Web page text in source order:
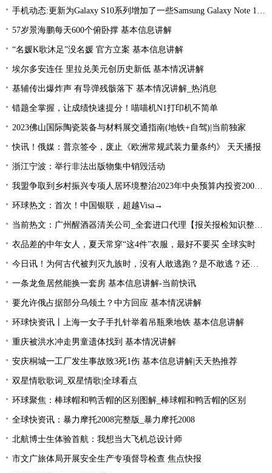
手机动态:更新为Galaxy S10系列增加了一些Samsung Galaxy Note 10功能|环球消息
57岁景海鹏每天600个俯卧撑 基本信息讲解
“名媛K歌沐足”没名媛 官方立案 基本信息讲解
埃尔多安连任 里拉兑美元创历史新低 基本情况讲解
基辅传出爆炸声 有导弹残骸落下 基本情况讲解_热消息
错题全掌握，让成绩快速提分！喵喵机N1打印机不简单
2023佛山国际陶瓷装备与材料展交通指南(地铁+自驾)|当前独家
快讯！俄媒：普京签令，废止《欧洲常规武装力量条约》 天天播报
浙江宁波：举行非法出版物集中销毁活动
我盟争取到乡村振兴专项人居环境整治2023年中央预算内投资2000万元
环球热文：首次！中国银联，超越Visa→
当前热文：广州醒酒器清关公司_全套进口代理【报关报检知识整理】
衣品差的中年女人，夏天常穿“这4件”衣服，最好不要买 全球实时
今日讯！为何古代被判灭九族时，没有人敢逃跑？是不敢逃？还是不能逃
一条龙鱼居然能换一套房 基本信息讲解-当前快讯
要允许俄占据部分乌领土？中方回应 基本情况讲解
环球快资讯丨上海一女子手扎针举着吊瓶乘地铁 基本信息讲解
重庆被洪水冲走男童遗体找到 基本情况讲解
安庆桐城一工厂发生事故致3死1伤 基本信息讲解|天天热推荐
双星情歌歌词_双星情歌|全球看点
环球聚焦：棒球帽和鸭舌帽的区别图解_棒球帽和鸭舌帽的区别
全球快资讯：暴力摩托2008完整版_暴力摩托2008
北航博士生体验首航：我想当大飞机总设计师
市文广旅体局开展安全生产专项督导检查 焦点快报